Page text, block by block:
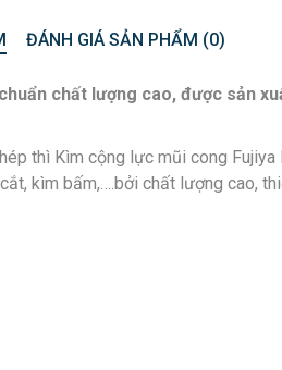
ĐÁNH GIÁ SẢN PHẨM (0)
chất lượng cao, được sản
thì Kìm cộng lực mũi cong
kìm bấm,….bởi chất lượng cao,